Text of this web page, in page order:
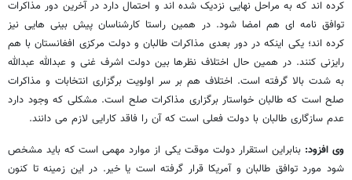
کرده اند که به مراحل نهایی نزدیک شده اند و احتمال دارد در آخرین دور مذاکرات
توافق نامه ای هم امضا شود. در همین راستا کارشناسان پیش بینی هایی نیز
کرده اند؛ یکی اینکه در دور بعدی مذاکرات طالبان و دولت مرکزی افغانستان با هم
رایزنی کنند. در همین حال اختلاف نظرها بین دولت اشرف غنی و عبدالله عبدالله
به شدت بالا گرفته است. اختلاف هم بر سر اولویت برگزاری انتخابات و مذاکرات
صلح است که طالبان خواستار برگزاری مذاکرات صلح است. مشکلی که وجود دارد
عدم سازگاری طالبان با دولت فعلی است که آن را فاقد کارایی لازم می دانند.
وی افزود: بنابراین استقرار دولت موقت یکی از موارد مهمی است که باید مشخص
شود مورد توافق طالبان و آمریکا قرار گرفته است یا خیر. در این زمینه تا کنون